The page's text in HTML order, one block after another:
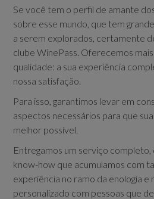
Se você tem o perfil de amante
sobre esse mundo, que tem
a serem explorados, certamente
clube WinePass. Oferecemos
qualidade: a sua experiência
nossa satisfação.
Para isso, garantimos levar em
aspectos necessários para que
melhor possível.
Entregamos um serviço completo,
know-how que acumulamos com
experiência no ramo da enologia e
personalizado com pessoas que